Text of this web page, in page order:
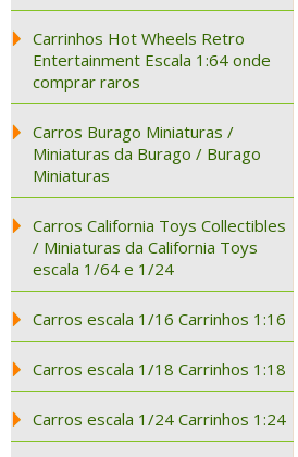
Carrinhos Hot Wheels Retro
Entertainment Escala 1:64 onde
comprar raros
Carros Burago Miniaturas /
Miniaturas da Burago / Burago
Miniaturas
Carros California Toys Collectibles
/ Miniaturas da California Toys
escala 1/64 e 1/24
Carros escala 1/16 Carrinhos 1:16
Carros escala 1/18 Carrinhos 1:18
Carros escala 1/24 Carrinhos 1:24